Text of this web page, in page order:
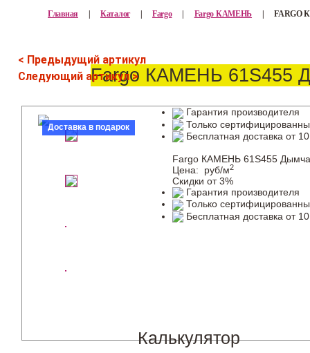
Главная Каталог Fargo Fargo КАМЕНЬ
< Предыдущий артикул
Следующий артикул >Fargo КАМЕНЬ 61S455
Доставка в подарок
Гарантия производителя
Только
Бесплатная доставка от
Fargo КАМЕНЬ 61S455
Цена:
руб/м2
Скидки от 3%
Гарантия производителя
Только
Бесплатная доставка от
Калькулятор